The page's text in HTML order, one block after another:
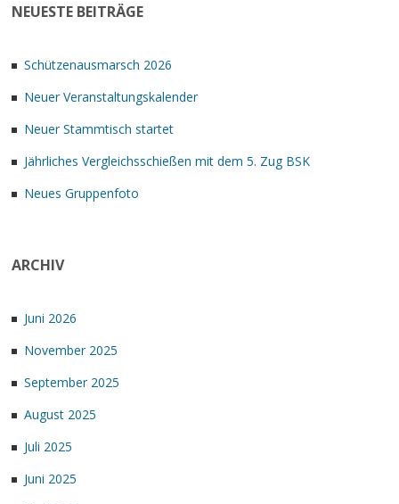
NEUESTE BEITRÄGE
Schützenausmarsch 2026
Neuer Veranstaltungskalender
Neuer Stammtisch startet
Jährliches Vergleichsschießen mit dem 5. Zug BSK
Neues Gruppenfoto
ARCHIV
Juni 2026
November 2025
September 2025
August 2025
Juli 2025
Juni 2025